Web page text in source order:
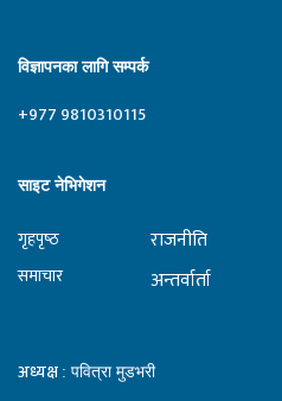
विज्ञापनका लागि सम्पर्क
+977 9810310115
साइट नेभिगेशन
गृहपृष्‍ठ
समाचार
राजनीति
अन्तर्वार्ता
अध्यक्ष : पवित्रा मुडभरी